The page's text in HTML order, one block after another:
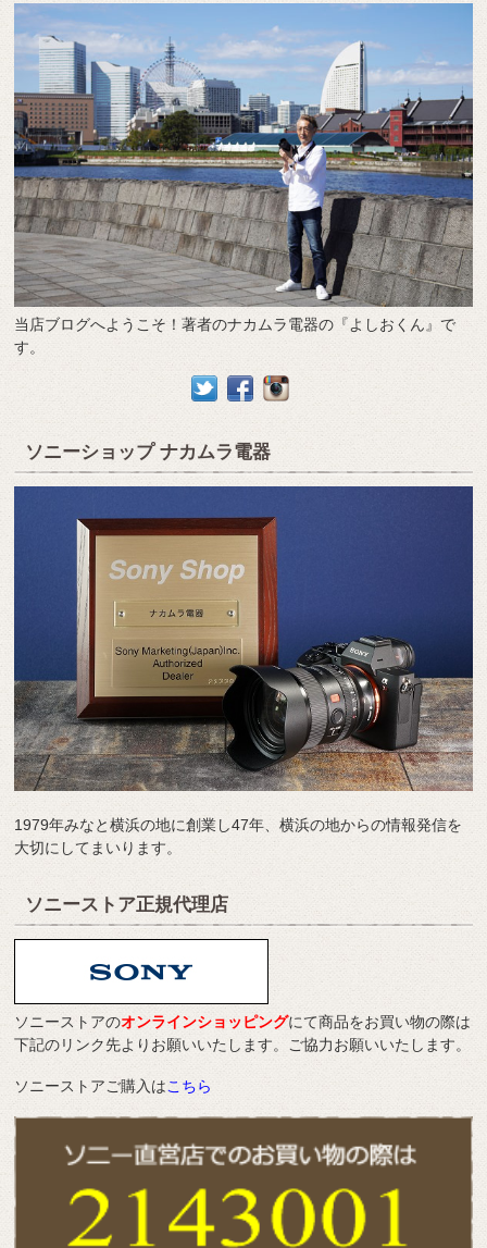
当店ブログへようこそ！著者のナカムラ電器の『よしおくん』で
す。
ソニーショップ ナカムラ電器
1979年みなと横浜の地に創業し47年、横浜の地からの情報発信を
大切にしてまいります。
ソニーストア正規代理店
ソニーストアのオンラインショッピングにて商品をお買い物の際は
下記のリンク先よりお願いいたします。ご協力お願いいたします。
ソニーストアご購入はこちら